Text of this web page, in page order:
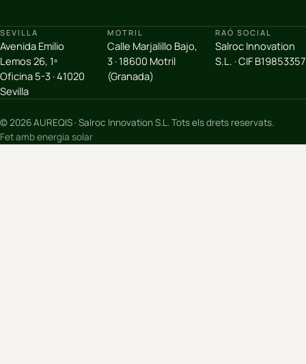
SEVILLA
Avenida Emilio
Lemos 26, 1º
Oficina 5-3 · 41020
Sevilla
MOTRIL
Calle Marjalillo Bajo,
3 · 18600 Motril
(Granada)
RAÓ SOCIAL
Salroc Innovation
S.L. · CIF B19853357
© 2026 AUREQIS · Salroc Innovation S.L. Tots els drets reservats.
Fet amb energia solar